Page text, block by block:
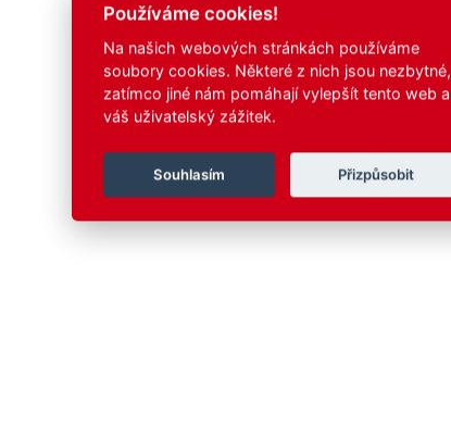
Používáme cookies!
Na našich webových stránkách používáme
soubory cookies. Některé z nich jsou nezbytné,
zatímco jiné nám pomáhají vylepšít tento web a
váš uživatelský zážitek.
Souhlasím Přizpůsobit